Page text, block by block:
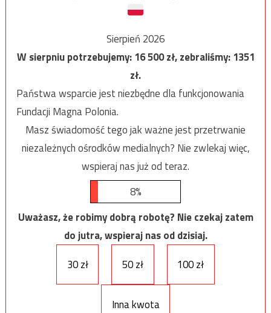
Sierpień 2026
W sierpniu potrzebujemy:16 500zł, zebraliśmy:1351
zł.
Państwa wsparcie jest niezbędne dla funkcjonowania
Fundacji Magna Polonia.
Masz świadomość tego jak ważne jest przetrwanie
niezależnych ośrodków medialnych? Nie zwlekaj więc,
wspieraj nas już od teraz.
8%
Uważasz, że robimy dobrą robotę? Nie czekaj zatem
do jutra, wspieraj nas od dzisiaj.
30 zł
50 zł 100 zł
Inna kwota